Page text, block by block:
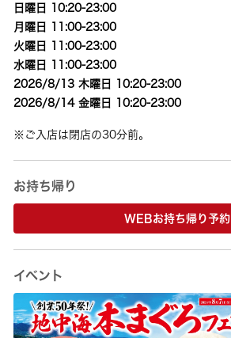
日曜日 10:20-23:00
月曜日 11:00-23:00
火曜日 11:00-23:00
水曜日 11:00-23:00
2026/8/13 木曜日 10:20-23:00
2026/8/14 金曜日 10:20-23:00
※ご入店は閉店の30分前。
お持ち帰り
WEBお持ち帰り予約
イベント